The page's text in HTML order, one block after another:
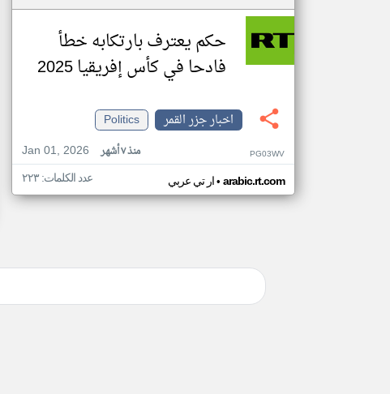
حكم يعترف بارتكابه خطأ
فادحا في كأس إفريقيا 2025
اخبار جزر القمر
Politics
Jan 01, 2026
منذ ٧ أشهر PG03WV
ار تي عربي• arabic.rt.com عدد الكلمات: ٢٢٣